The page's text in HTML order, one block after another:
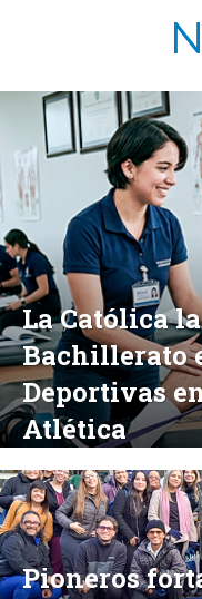
La Católica
Bachillerato
Deportivas
Atlética
Pioneros